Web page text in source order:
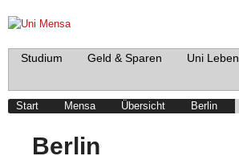
Studium Geld & Sparen Uni Leben
Start Mensa Übersicht Berlin
Berlin